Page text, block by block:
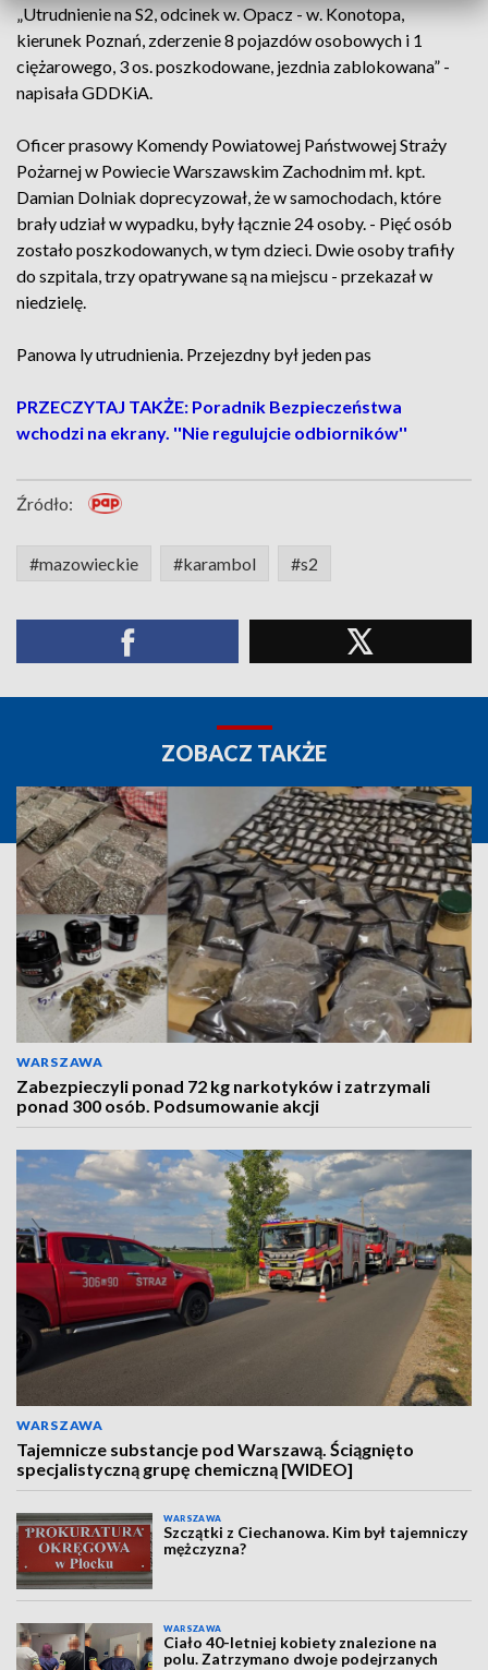
„Utrudnienie na S2, odcinek w. Opacz - w. Konotopa,
kierunek Poznań, zderzenie 8 pojazdów osobowych i 1
ciężarowego, 3 os. poszkodowane, jezdnia zablokowana” -
napisała GDDKiA.
Oficer prasowy Komendy Powiatowej Państwowej Straży
Pożarnej w Powiecie Warszawskim Zachodnim mł. kpt.
Damian Dolniak doprecyzował, że w samochodach, które
brały udział w wypadku, były łącznie 24 osoby. - Pięć osób
zostało poszkodowanych, w tym dzieci. Dwie osoby trafiły
do szpitala, trzy opatrywane są na miejscu - przekazał w
niedzielę.
Panowa ly utrudnienia. Przejezdny był jeden pas
PRZECZYTAJ TAKŻE: Poradnik Bezpieczeństwa
wchodzi na ekrany. ''Nie regulujcie odbiorników''
Źródło:
#mazowieckie #karambol #s2
ZOBACZ TAKŻE
WARSZAWA
Zabezpieczyli ponad 72 kg narkotyków i zatrzymali
ponad 300 osób. Podsumowanie akcji
WARSZAWA
Tajemnicze substancje pod Warszawą. Ściągnięto
specjalistyczną grupę chemiczną [WIDEO]
WARSZAWA
Szczątki z Ciechanowa. Kim był tajemniczy
mężczyzna?
WARSZAWA
Ciało 40-letniej kobiety znalezione na
polu. Zatrzymano dwoje podejrzanych